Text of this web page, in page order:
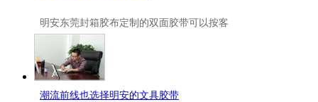
明安东莞封箱胶布定制 的双面胶带可以按客
是可以定做的，不仅如此，规格也是可以定
做的。
潮流前线也选择明安的文具胶带